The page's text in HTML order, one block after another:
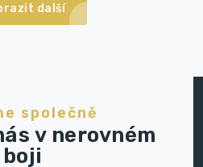
další
společně
v nerovném
boji